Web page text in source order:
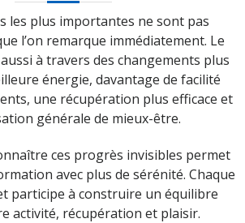
les plus importantes ne sont pas
l’on remarque immédiatement. Le
à travers des changements plus
énergie, davantage de facilité
une récupération plus efficace et
générale de mieux-être.
ces progrès invisibles permet
avec plus de sérénité. Chaque
participe à construire un équilibre
activité, récupération et plaisir.